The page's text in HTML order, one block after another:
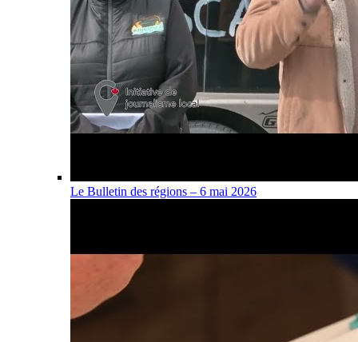
Le Bulletin des régions – 6 mai 2026